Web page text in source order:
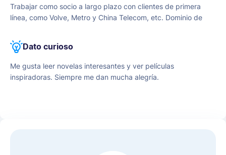
Trabajar como socio a largo plazo con clientes de primera
línea, como Volve, Metro y China Telecom, etc. Dominio de
Nivel Avanzado, TEM 8, IELTS 7,5 Honesto, fiable y
comprometido con la precisión de cada palabra.
Dato curioso
Me gusta leer novelas interesantes y ver películas
inspiradoras. Siempre me dan mucha alegría.